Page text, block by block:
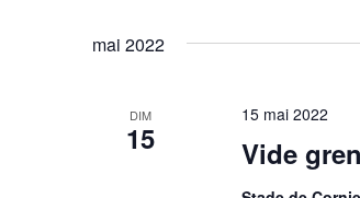
mai 2022
DIM
15 Vide
15 mai 2022